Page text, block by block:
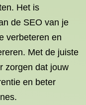
Het is
de SEO van je
verbeteren en
Met de juiste
zorgen dat jouw
en beter